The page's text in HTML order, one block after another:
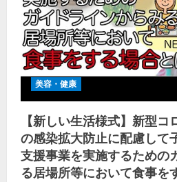
美容・健康
【新しい生活様式】新型
の感染拡大防止に配慮して
支援事業を実施するための
る居場所等において食事を